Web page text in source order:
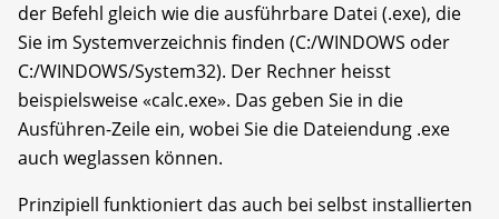
der Befehl gleich wie die ausführbare Datei (.exe), die
Sie im Systemverzeichnis finden (C:/WINDOWS oder
C:/WINDOWS/System32). Der Rechner heisst
beispielsweise «calc.exe». Das geben Sie in die
Ausführen-Zeile ein, wobei Sie die Dateiendung .exe
auch weglassen können.
Prinzipiell funktioniert das auch bei selbst installierten